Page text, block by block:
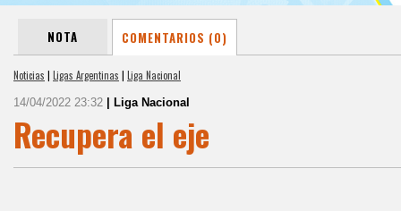
NOTA COMENTARIOS (0)
Noticias | Ligas Argentinas | Liga Nacional
14/04/2022 23:32 | Liga Nacional
Recupera el eje